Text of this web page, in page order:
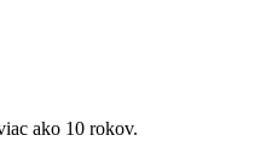
ako 10 rokov.